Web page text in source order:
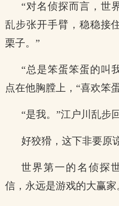
“对名侦探而言，世
乱步张开手臂，稳稳接
栗子。”
“总是笨蛋笨蛋的叫
点在他胸膛上，“喜欢笨
“是我。”江户川乱步
好狡猾，这下非要原
世界第一的名侦探
信，永远是游戏的大赢家